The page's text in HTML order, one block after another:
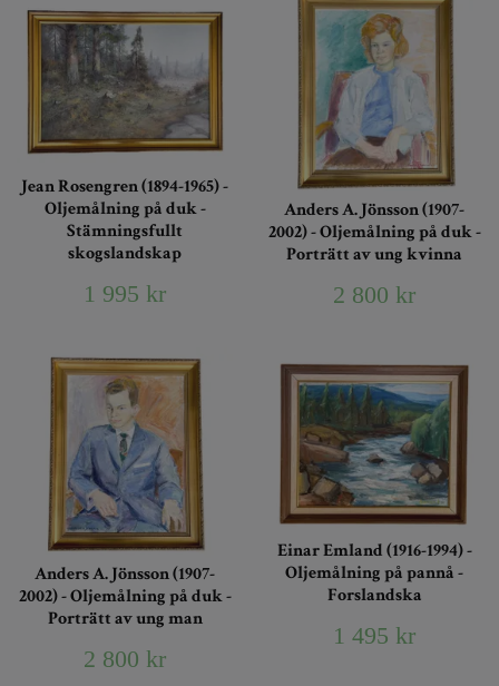
Jean Rosengren (1894-1965) -
Oljemålning på duk -
Stämningsfullt
skogslandskap
1 995 kr
Anders A. Jönsson (1907-
2002) - Oljemålning på duk -
Porträtt av ung kvinna
2 800 kr
Anders A. Jönsson (1907-
2002) - Oljemålning på duk -
Porträtt av ung man
2 800 kr
Einar Emland (1916-1994) -
Oljemålning på pannå -
Forslandska
1 495 kr